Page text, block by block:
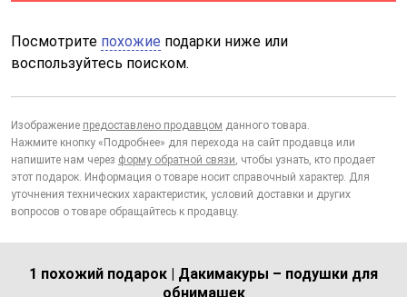
Посмотрите похожие подарки ниже или
воспользуйтесь поиском.
Изображение предоставлено продавцом данного товара.
Нажмите кнопку «Подробнее» для перехода на сайт продавца или
напишите нам через форму обратной связи, чтобы узнать, кто продает
этот подарок. Информация о товаре носит справочный характер. Для
уточнения технических характеристик, условий доставки и других
вопросов о товаре обращайтесь к продавцу.
1 похожий подарок | Дакимакуры – подушки для
обнимашек